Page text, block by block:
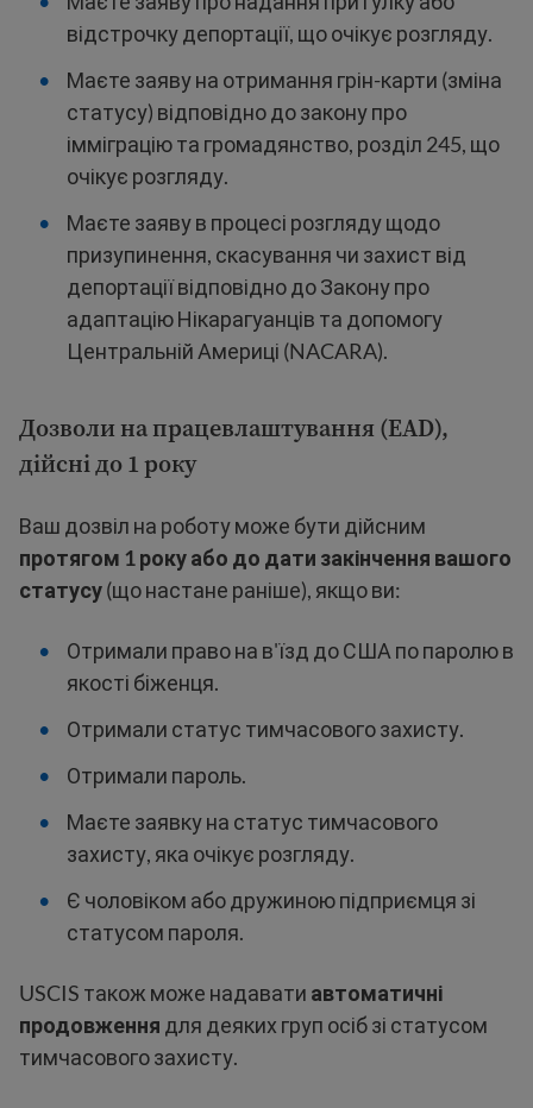
відстрочку депортації, що очікує розгляду.
Маєте заяву на отримання грін-карти (зміна
статусу) відповідно до закону про
імміграцію та громадянство, розділ 245, що
очікує розгляду.
Маєте заяву в процесі розгляду щодо
призупинення, скасування чи захист від
депортації відповідно до Закону про
адаптацію Нікарагуанців та допомогу
Центральній Америці (NACARA).
Дозволи на працевлаштування (EAD),
дійсні до 1 року
Ваш дозвіл на роботу може бути дійсним
протягом 1 року або до дати закінчення вашого
статусу(що настане раніше), якщо ви:
Отримали право на в'їзд до США по паролю в
якості біженця.
Отримали статус тимчасового захисту.
Отримали пароль.
Маєте заявку на статус тимчасового
захисту, яка очікує розгляду.
Є чоловіком або дружиною підприємця зі
статусом пароля.
USCIS також може надавати автоматичні
продовження для деяких груп осіб зі статусом
тимчасового захисту.